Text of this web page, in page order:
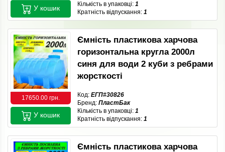
Кількість в упаковці: 1
Кратність відпускання: 1
У кошик
17650.00 грн.
Ємність пластикова харчова
горизонтальна кругла 2000л
синя для води 2 куби з ребрами
жорсткості
Код: ЕГП#30826
Бренд: ПластБак
Кількість в упаковці: 1
Кратність відпускання: 1
У кошик
Ємність пластикова харчова